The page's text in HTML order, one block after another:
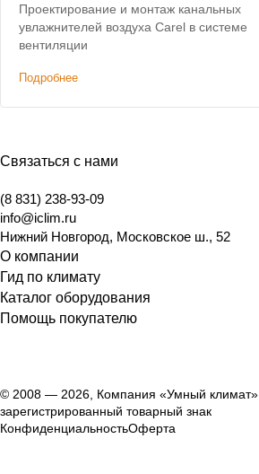
Проектирование и монтаж канальных
увлажнителей воздуха Carel в системе
вентиляции
Подробнее
Связаться с нами
(8 831) 238-93-09
info@iclim.ru
Нижний Новгород, Московское ш., 52
О компании
Гид по климату
Каталог оборудования
Помощь покупателю
© 2008 — 2026, Компания «Умный климат»
зарегистрированный товарный знак
КонфиденциальностьОферта